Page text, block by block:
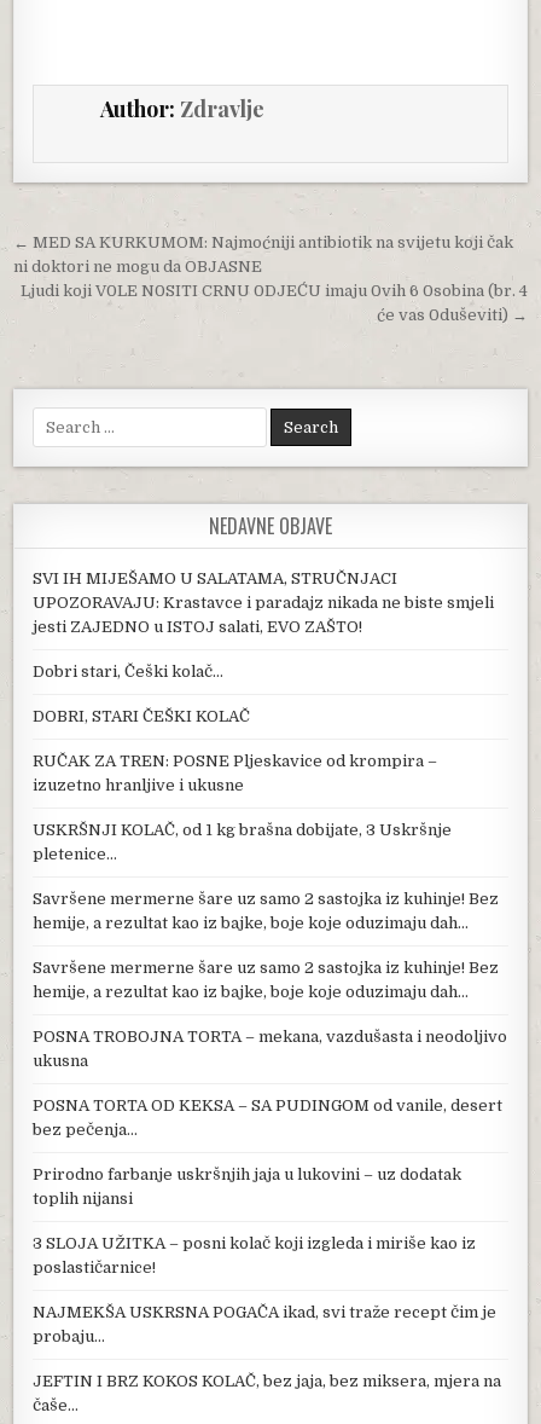
Author: Zdravlje
Post navigation
← MED SA KURKUMOM: Najmoćniji antibiotik na svijetu koji čak
ni doktori ne mogu da OBJASNE
Ljudi koji V0LE N0SITI CRNU 0DJEĆU imaju 0vih 6 0sobina (br. 4
će vas 0duševiti) →
Search for:
NEDAVNE OBJAVE
SVI IH MIJEŠAMO U SALATAMA, STRUČNJACI
UPOZORAVAJU: Krastavce i paradajz nikada ne biste smjeli
jesti ZAJEDNO u ISTOJ salati, EVO ZAŠTO!
Dobri stari, Češki kolač…
DOBRI, STARI ČEŠKI KOLAČ
RUČAK ZA TREN: POSNE Pljeskavice od krompira –
izuzetno hranljive i ukusne
USKRŠNJI KOLAČ, od 1 kg brašna dobijate, 3 Uskršnje
pletenice…
Savršene mermerne šare uz samo 2 sastojka iz kuhinje! Bez
hemije, a rezultat kao iz bajke, boje koje oduzimaju dah…
Savršene mermerne šare uz samo 2 sastojka iz kuhinje! Bez
hemije, a rezultat kao iz bajke, boje koje oduzimaju dah…
POSNA TROBOJNA TORTA – mekana, vazdušasta i neodoljivo
ukusna
POSNA TORTA OD KEKSA – SA PUDINGOM od vanile, desert
bez pečenja…
Prirodno farbanje uskršnjih jaja u lukovini – uz dodatak
toplih nijansi
3 SLOJA UŽITKA – posni kolač koji izgleda i miriše kao iz
poslastičarnice!
NAJMEKŠA USKRSNA POGAČA ikad, svi traže recept čim je
probaju…
JEFTIN I BRZ KOKOS KOLAČ, bez jaja, bez miksera, mjera na
čaše…